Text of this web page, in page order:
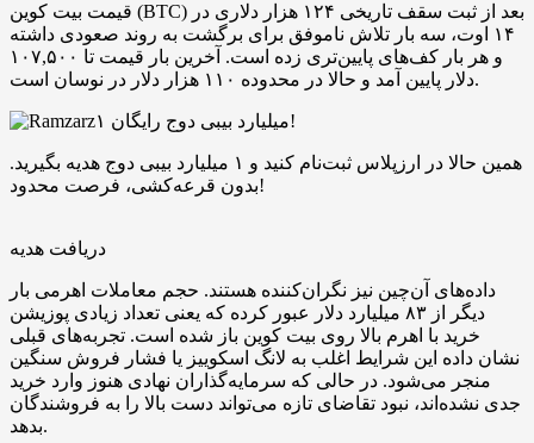
قیمت بیت‌ کوین (BTC) بعد از ثبت سقف تاریخی ۱۲۴ هزار دلاری در
۱۴ اوت، سه بار تلاش ناموفق برای برگشت به روند صعودی داشته
و هر بار کف‌های پایین‌تری زده است. آخرین بار قیمت تا ۱۰۷,۵۰۰
دلار پایین آمد و حالا در محدوده ۱۱۰ هزار دلار در نوسان است.
۱ میلیارد بیبی دوج رایگان!
همین حالا در ارزپلاس ثبت‌نام کنید و ۱ میلیارد بیبی دوج هدیه بگیرید.
بدون قرعه‌کشی، فرصت محدود!
دریافت هدیه
داده‌های آن‌چین نیز نگران‌کننده هستند. حجم معاملات اهرمی بار
دیگر از ۸۳ میلیارد دلار عبور کرده که یعنی تعداد زیادی پوزیشن
خرید با اهرم بالا روی بیت‌ کوین باز شده است. تجربه‌های قبلی
نشان داده این شرایط اغلب به لانگ ‌اسکوییز یا فشار فروش سنگین
منجر می‌شود. در حالی که سرمایه‌گذاران نهادی هنوز وارد خرید
جدی نشده‌اند، نبود تقاضای تازه می‌تواند دست بالا را به فروشندگان
بدهد.